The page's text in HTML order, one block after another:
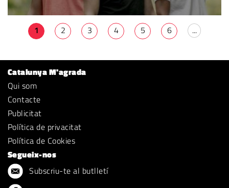
1 2 3 4 5 6 ...
Catalunya M'agrada
Qui som
Contacte
Publicitat
Política de privacitat
Política de Cookies
Segueix-nos
Subscriu-te al butlletí